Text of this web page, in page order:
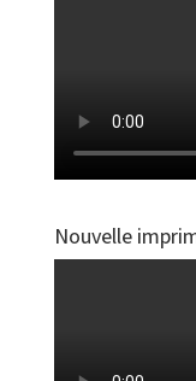
Nouvelle